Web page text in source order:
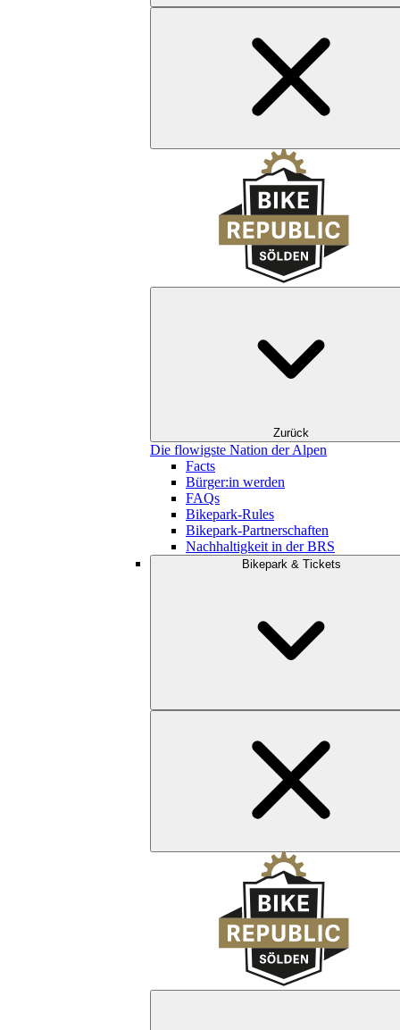
Zurück
Die flowigste Nation der Alpen
Facts
Bürger:in werden
FAQs
Bikepark-Rules
Bikepark-Partnerschaften
Nachhaltigkeit in der BRS
Bikepark & Tickets